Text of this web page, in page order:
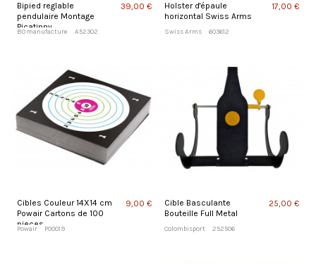
Bipied reglable
pendulaire Montage
Picatinny
BO manufacture A52302
39,00 €
Holster d'épaule
horizontal Swiss Arms
Swiss Arms 603612
17,00 €
Cibles Couleur 14X14 cm
Powair Cartons de 100
pieces
Powair PO0019
9,00 €
Cible Basculante
Bouteille Full Metal
Colombisport 252506
25,00 €